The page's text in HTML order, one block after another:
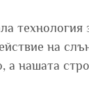
технология
на
нашата